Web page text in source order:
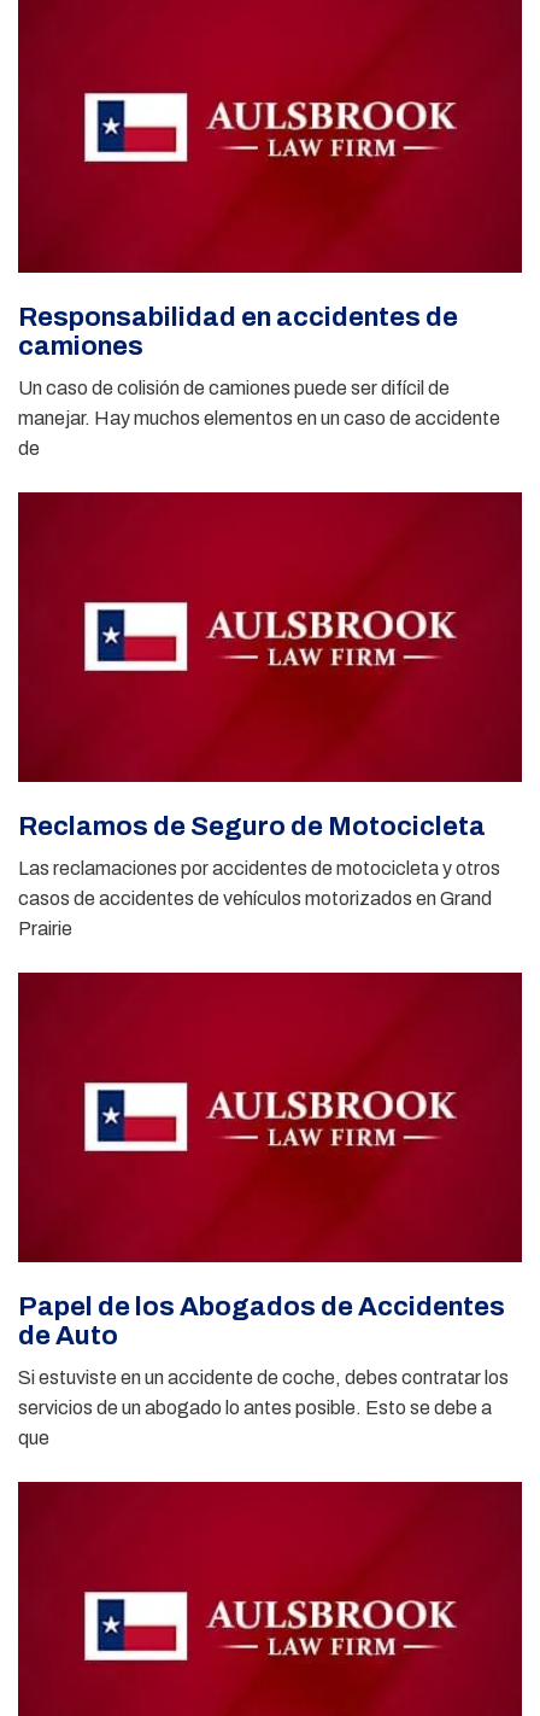
Responsabilidad en accidentes de
camiones
Un caso de colisión de camiones puede ser difícil de
manejar. Hay muchos elementos en un caso de accidente
de
Reclamos de Seguro de Motocicleta
Las reclamaciones por accidentes de motocicleta y otros
casos de accidentes de vehículos motorizados en Grand
Prairie
Papel de los Abogados de Accidentes
de Auto
Si estuviste en un accidente de coche, debes contratar los
servicios de un abogado lo antes posible. Esto se debe a
que